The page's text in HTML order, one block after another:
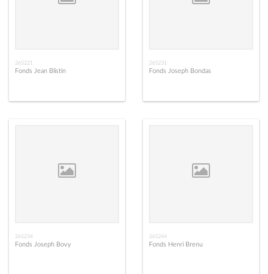
265221
Fonds Jean Blistin
265231
Fonds Joseph Bondas
265234
Fonds Joseph Bovy
265244
Fonds Henri Brenu